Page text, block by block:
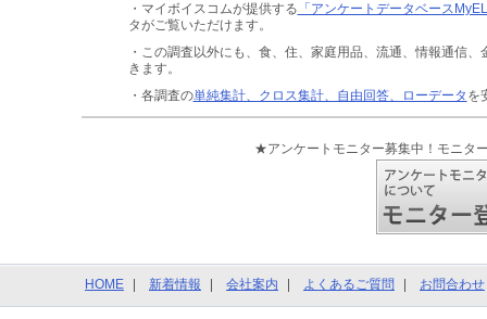
・マイボイスコムが提供する 「アンケートデータベース
タがご覧いただけます。
・この調査以外にも、食、住、家庭用品、流通、情報通信、
きます。
・各調査の単純集計、クロス集計、自由回答、ローデータ を
★アンケートモニター募集中！モニタ
HOME 新着情報 会社案内 よくあるご質問 お問合わせ